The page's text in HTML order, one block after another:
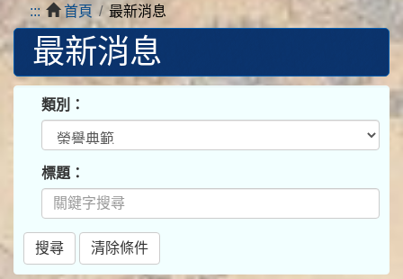
::: 首頁 最新消息
最新消息
類別：
標題：